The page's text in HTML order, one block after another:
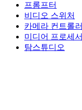
프롬프터
비디오 스위처
카메라 컨트롤러
미디어 프로세서
탐스튜디오